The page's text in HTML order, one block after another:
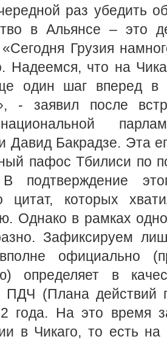
раз убедить
в Альянсе – это
«Сегодня Грузия
Надеемся, что на
один шаг вперед в
- заявил после
Давид Бакрадзе. Эта
пафос Тбилиси по
подтверждение
цитат, которых
Однако в рамках
Зафиксируем
официально
определяет в
ПДЧ (Плана действий
года. На это время
в Чикаго, то есть